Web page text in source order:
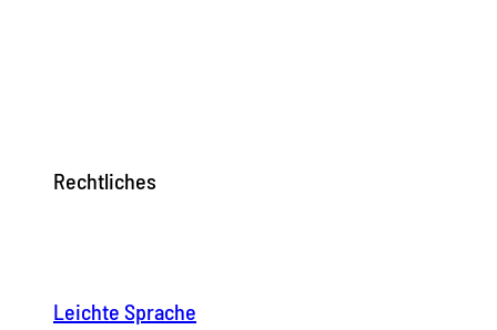
Rechtliches
Leichte Sprache